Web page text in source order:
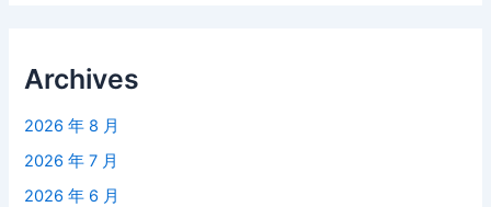
Archives
2026 年 8 月
2026 年 7 月
2026 年 6 月